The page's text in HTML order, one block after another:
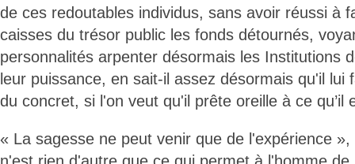
de ces redoutables individus, sans avoir réussi à
caisses du trésor public les fonds détournés,
personnalités arpenter désormais les Institutions
leur puissance, en sait-il assez désormais qu'il lui
du concret, si l'on veut qu'il prête oreille à ce qu’il
« La sagesse ne peut venir que de l'expérience